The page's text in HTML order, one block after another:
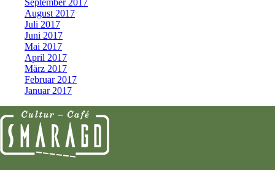
August 2017
Juli 2017
Juni 2017
Mai 2017
April 2017
März 2017
Februar 2017
Januar 2017